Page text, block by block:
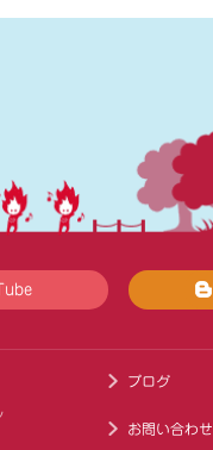
ブログ
お問い合わせ